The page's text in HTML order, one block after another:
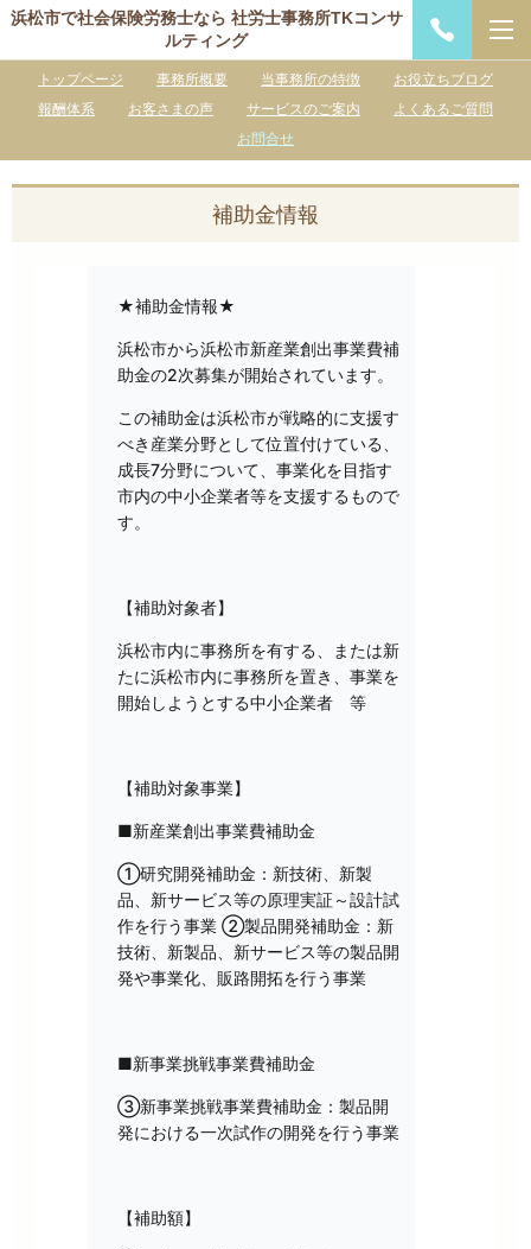
浜松市で社会保険労務士なら 社労士事務所TKコンサ
ルティング
トップページ 事務所概要 当事務所の特徴
お役立ちブログ
報酬体系
お客さまの声 サービスのご案内
よくあるご質問
お問合せ
補助金情報
★補助金情報★
浜松市から浜松市新産業創出事業費補
助金の2次募集が開始されています。
この補助金は浜松市が戦略的に支援す
べき産業分野として位置付けている、
成長7分野について、事業化を目指す
市内の中小企業者等を支援するもので
す。
【補助対象者】
浜松市内に事務所を有する、または新
たに浜松市内に事務所を置き、事業を
開始しようとする中小企業者 等
【補助対象事業】
■新産業創出事業費補助金
①研究開発補助金：新技術、新製
品、新サービス等の原理実証～設計試
作を行う事業 ②製品開発補助金：新
技術、新製品、新サービス等の製品開
発や事業化、販路開拓を行う事業
■新事業挑戦事業費補助金
③新事業挑戦事業費補助金：製品開
発における一次試作の開発を行う事業
【補助額】